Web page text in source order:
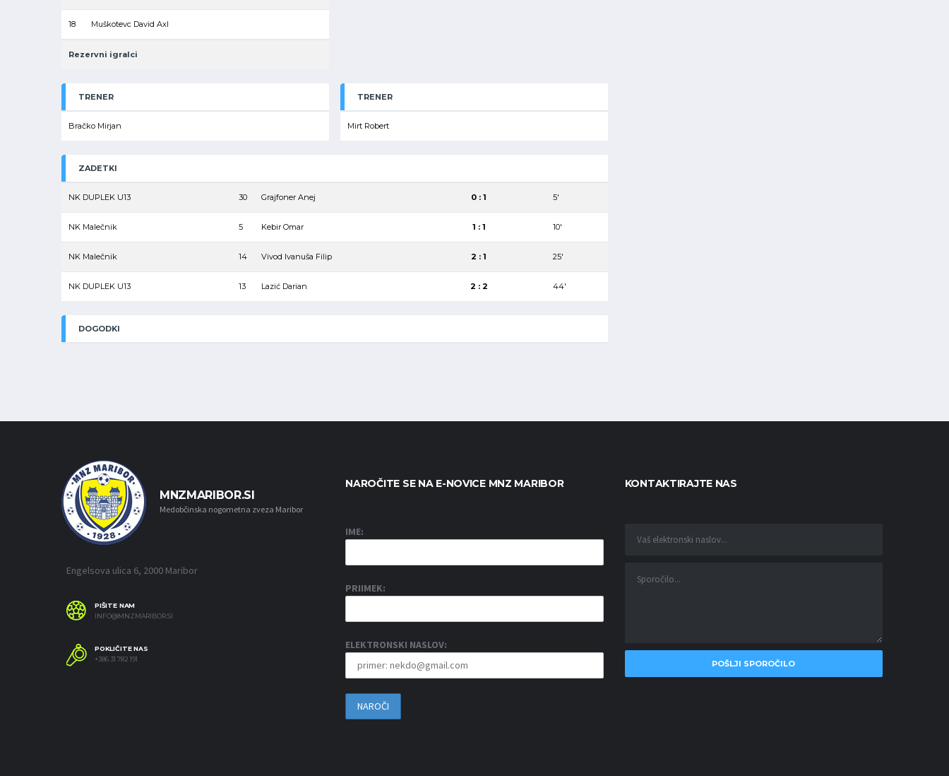
18 Muškotevc David Axl
Rezervni igralci
TRENER
Bračko Mirjan
TRENER
Mirt Robert
ZADETKI
NK DUPLEK U13 30 Grajfoner Anej 0 : 1 5′
NK Malečnik 5 Kebir Omar 1 : 1 10′
NK Malečnik 14 Vivod Ivanuša Filip 2 : 1 25′
NK DUPLEK U13 13 Lazić Darian 2 : 2 44′
DOGODKI
MNZMARIBOR.SI
Medobčinska nogometna zveza Maribor
Engelsova ulica 6, 2000 Maribor
PIŠITE NAM
INFO@MNZMARIBOR.SI
POKLIČITE NAS
+386 31 782 191
NAROČITE SE NA E-NOVICE MNZ MARIBOR
IME:
PRIIMEK:
ELEKTRONSKI NASLOV:
KONTAKTIRAJTE NAS